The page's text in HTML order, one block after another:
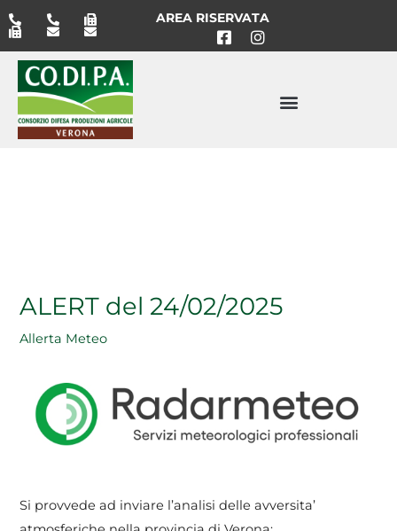
Vai
al
contenuto
AREA RISERVATA
ALERT del 24/02/2025
Allerta Meteo
Si provvede ad inviare l’analisi delle avversita’